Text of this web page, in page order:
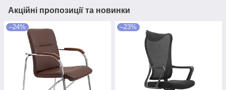
Акційні пропозиції та новинки
–24% –23%